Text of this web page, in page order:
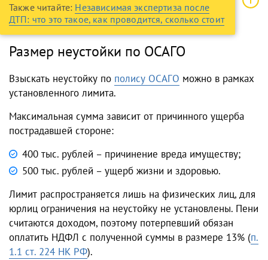
Также читайте: Независимая экспертиза после
ДТП: что это такое, как проводится, сколько стоит
Размер неустойки по ОСАГО
Взыскать неустойку по полису ОСАГО можно в рамках
установленного лимита.
Максимальная сумма зависит от причинного ущерба
пострадавшей стороне:
400 тыс. рублей – причинение вреда имуществу;
500 тыс. рублей – ущерб жизни и здоровью.
Лимит распространяется лишь на физических лиц, для
юрлиц ограничения на неустойку не установлены. Пени
считаются доходом, поэтому потерпевший обязан
оплатить НДФЛ с полученной суммы в размере 13% (п.
1.1 ст. 224 НК РФ).